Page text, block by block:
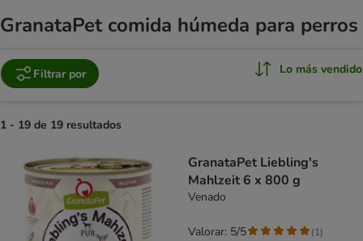
GranataPet comida húmeda para perros
Filtrar por Lo más vendido
1 - 19 de 19 resultados
GranataPet Liebling's
Mahlzeit 6 x 800 g
Venado
Valorar: 5/5 (1)